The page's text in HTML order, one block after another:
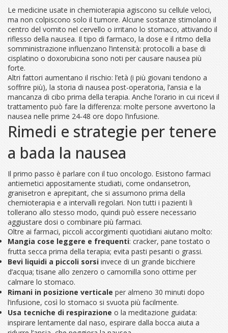
Le medicine usate in chemioterapia agiscono su cellule veloci,
ma non colpiscono solo il tumore. Alcune sostanze stimolano il
centro del vomito nel cervello o irritano lo stomaco, attivando il
riflesso della nausea. Il tipo di farmaco, la dose e il ritmo della
somministrazione influenzano l’intensità: protocolli a base di
cisplatino o doxorubicina sono noti per causare nausea più
forte.
Altri fattori aumentano il rischio: l’età (i più giovani tendono a
soffrire più), la storia di nausea post-operatoria, l’ansia e la
mancanza di cibo prima della terapia. Anche l’orario in cui ricevi il
trattamento può fare la differenza: molte persone avvertono la
nausea nelle prime 24‑48 ore dopo l’infusione.
Rimedi e strategie per tenere
a bada la nausea
Il primo passo è parlare con il tuo oncologo. Esistono farmaci
antiemetici appositamente studiati, come ondansetron,
granisetron e aprepitant, che si assumono prima della
chemioterapia e a intervalli regolari. Non tutti i pazienti li
tollerano allo stesso modo, quindi può essere necessario
aggiustare dosi o combinare più farmaci.
Oltre ai farmaci, piccoli accorgimenti quotidiani aiutano molto:
Mangia cose leggere e frequenti: cracker, pane tostato o
frutta secca prima della terapia; evita pasti pesanti o grassi.
Bevi liquidi a piccoli sorsi invece di un grande bicchiere
d’acqua; tisane allo zenzero o camomilla sono ottime per
calmare lo stomaco.
Rimani in posizione verticale per almeno 30 minuti dopo
l’infusione, così lo stomaco si svuota più facilmente.
Usa tecniche di respirazione o la meditazione guidata:
inspirare lentamente dal naso, espirare dalla bocca aiuta a